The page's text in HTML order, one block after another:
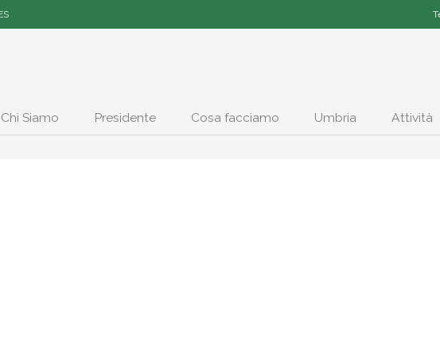
Chi Siamo Presidente Cosa facciamo Umbria Attività